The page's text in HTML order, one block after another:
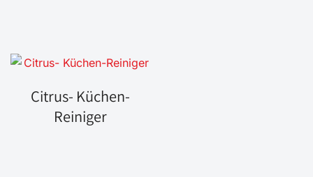
Citrus- Küchen-
Reiniger